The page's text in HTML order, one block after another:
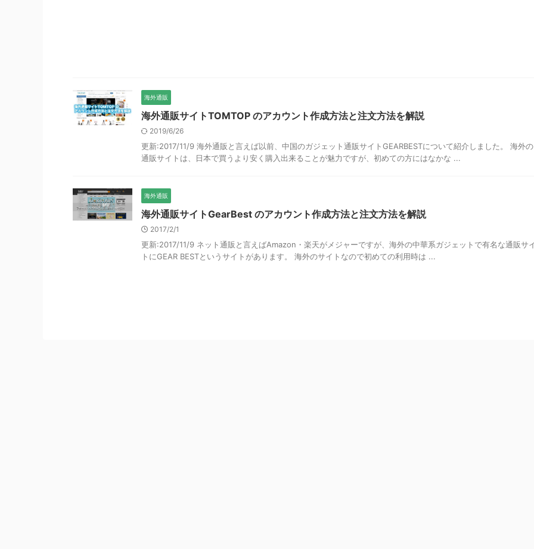
海外通販
海外通販サイトTOMTOP のアカウント作成方法と注文方法を解説
2019/6/26
更新:2017/11/9 海外通販と言えば以前、中国のガジェット通販サイトGEARBESTについて紹介しました。 海外の
通販サイトは、日本で買うより安く購入出来ることが魅力ですが、初めての方にはなかな ...
海外通販
海外通販サイトGearBest のアカウント作成方法と注文方法を解説
2017/2/1
更新:2017/11/9 ネット通販と言えばAmazon・楽天がメジャーですが、海外の中華系ガジェットで有名な通販サ
トにGEAR BESTというサイトがあります。 海外のサイトなので初めての利用時は ...